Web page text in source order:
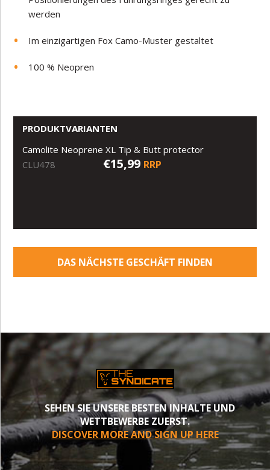
werden
Im einzigartigen Fox Camo-Muster gestaltet
100 % Neopren
PRODUKTVARIANTEN
Camolite Neoprene XL Tip & Butt protector
CLU478
€15,99 RRP
DAS NÄCHSTE GESCHÄFT FINDEN
SEHEN SIE UNSERE BESTEN INHALTE UND
WETTBEWERBE ZUERST.
DISCOVER MORE AND SIGN UP HERE